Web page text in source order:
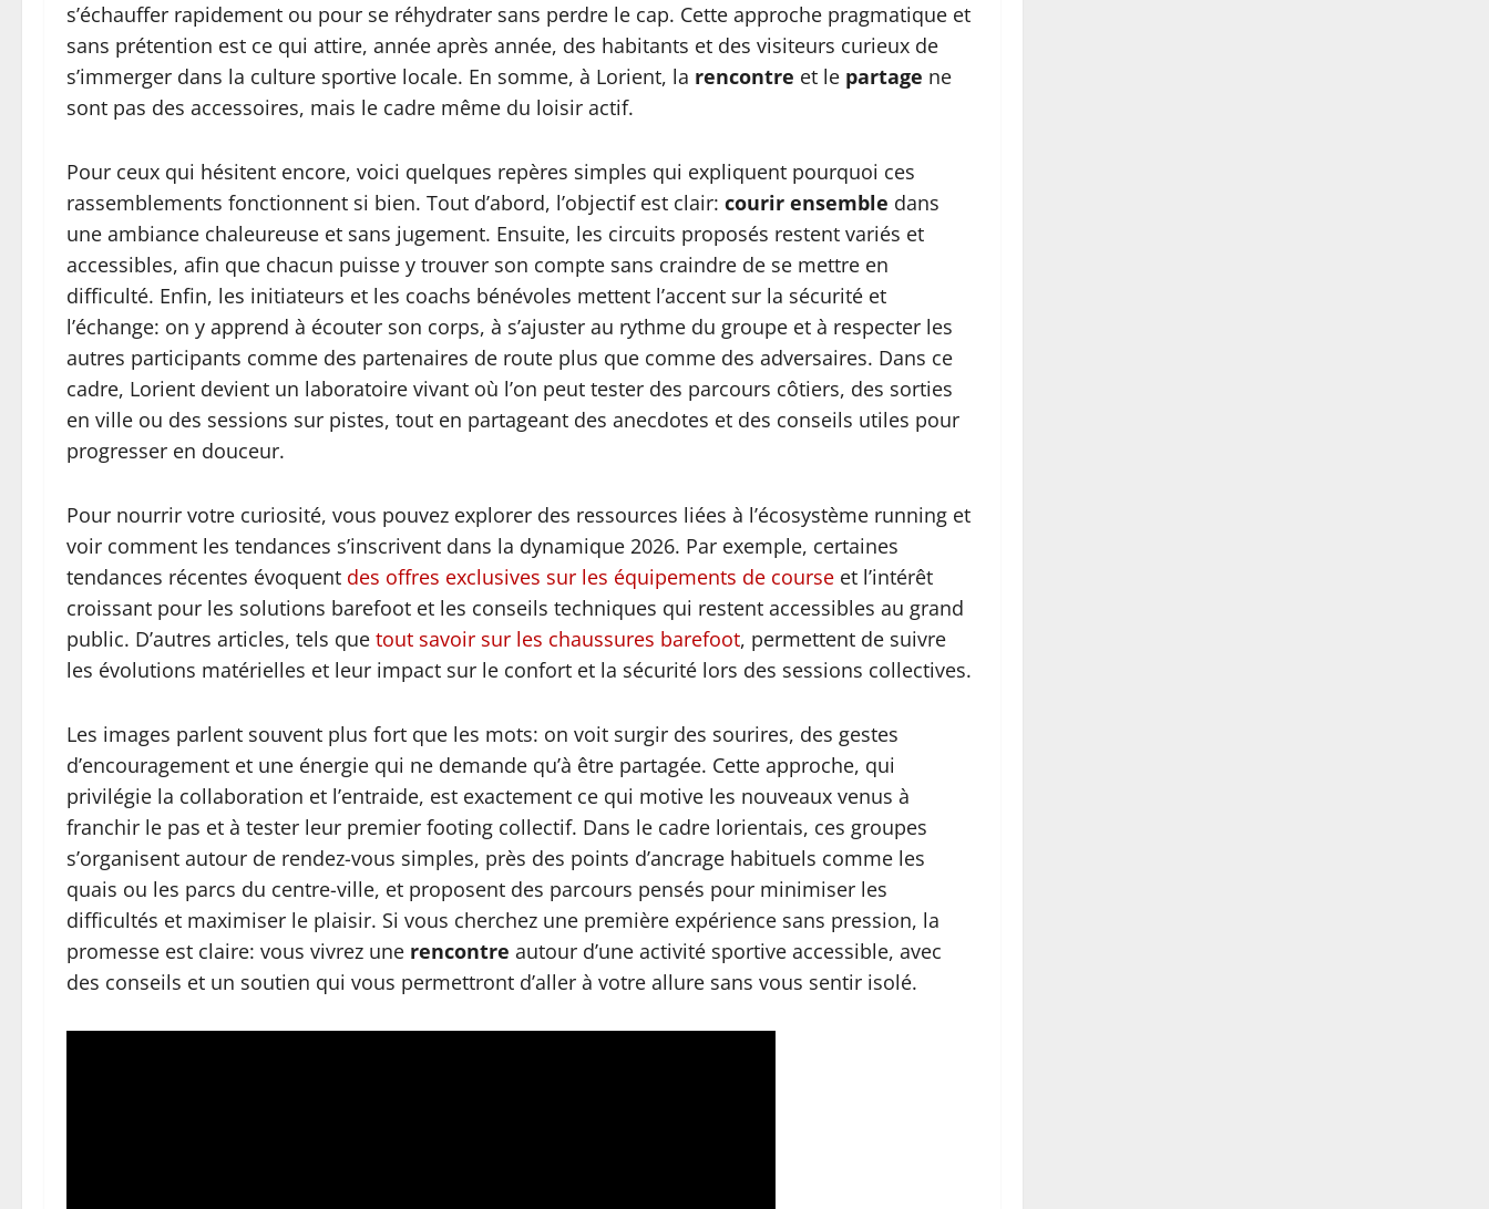
s’échauffer rapidement ou pour se réhydrater sans perdre le cap. Cette approche pragmatique et
sans prétention est ce qui attire, année après année, des habitants et des visiteurs curieux de
s’immerger dans la culture sportive locale. En somme, à Lorient, la rencontre et le partage ne
sont pas des accessoires, mais le cadre même du loisir actif.
Pour ceux qui hésitent encore, voici quelques repères simples qui expliquent pourquoi ces
rassemblements fonctionnent si bien. Tout d’abord, l’objectif est clair: courir ensemble dans
une ambiance chaleureuse et sans jugement. Ensuite, les circuits proposés restent variés et
accessibles, afin que chacun puisse y trouver son compte sans craindre de se mettre en
difficulté. Enfin, les initiateurs et les coachs bénévoles mettent l’accent sur la sécurité et
l’échange: on y apprend à écouter son corps, à s’ajuster au rythme du groupe et à respecter les
autres participants comme des partenaires de route plus que comme des adversaires. Dans ce
cadre, Lorient devient un laboratoire vivant où l’on peut tester des parcours côtiers, des sorties
en ville ou des sessions sur pistes, tout en partageant des anecdotes et des conseils utiles pour
progresser en douceur.
Pour nourrir votre curiosité, vous pouvez explorer des ressources liées à l’écosystème running et
voir comment les tendances s’inscrivent dans la dynamique 2026. Par exemple, certaines
tendances récentes évoquent des offres exclusives sur les équipements de course et l’intérêt
croissant pour les solutions barefoot et les conseils techniques qui restent accessibles au grand
public. D’autres articles, tels que tout savoir sur les chaussures barefoot, permettent de suivre
les évolutions matérielles et leur impact sur le confort et la sécurité lors des sessions collectives.
Les images parlent souvent plus fort que les mots: on voit surgir des sourires, des gestes
d’encouragement et une énergie qui ne demande qu’à être partagée. Cette approche, qui
privilégie la collaboration et l’entraide, est exactement ce qui motive les nouveaux venus à
franchir le pas et à tester leur premier footing collectif. Dans le cadre lorientais, ces groupes
s’organisent autour de rendez-vous simples, près des points d’ancrage habituels comme les
quais ou les parcs du centre-ville, et proposent des parcours pensés pour minimiser les
difficultés et maximiser le plaisir. Si vous cherchez une première expérience sans pression, la
promesse est claire: vous vivrez une rencontre autour d’une activité sportive accessible, avec
des conseils et un soutien qui vous permettront d’aller à votre allure sans vous sentir isolé.